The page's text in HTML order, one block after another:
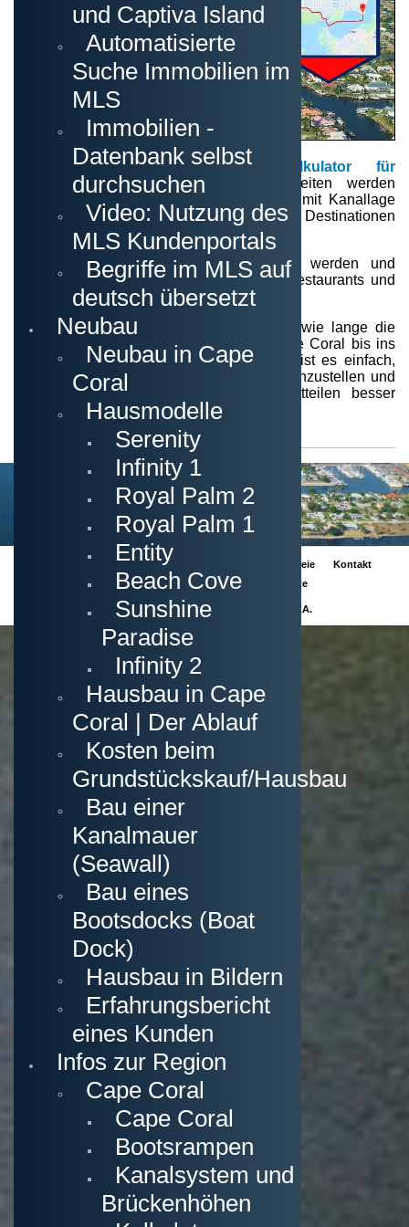
und Captiva Island
Automatisierte
Suche Immobilien im
MLS
Immobilien -
Datenbank selbst
durchsuchen
Video: Nutzung des
MLS Kundenportals
Begriffe im MLS auf
deutsch übersetzt
Neubau
Neubau in Cape
Coral
Hausmodelle
Serenity
Infinity 1
Royal Palm 2
Royal Palm 1
Entity
Beach Cove
Sunshine
Paradise
Infinity 2
Hausbau in Cape
Coral | Der Ablauf
Kosten beim
Grundstückskauf/Hausbau
Bau einer
Kanalmauer
(Seawall)
Bau eines
Bootsdocks (Boat
Dock)
Hausbau in Bildern
Erfahrungsbericht
eines Kunden
Infos zur Region
Cape Coral
Cape Coral
Bootsrampen
Kanalsystem und
Brückenhöhen
Unser neuer vollautomatischer
Kalkulator für
Bootsfahrzeiten. Distanzen und Fahrzeiten werden
berechnet, ausgehend von einer Adresse mit Kanallage
und Golfzugang in Cape Coral zu mehreren Destinationen
in Lee County.
Die Reiseziele können flexibel gewählt werden und
beinhalten ausser Inseln auch Strände, Restaurants und
Viele Interessenten stellen oft die Frage, wie lange die
Fahrtzeiten innerhalb der Kanäle von Cape Coral bis ins
offene Wasser betragen. Mit diesem Tool ist es einfach,
einen Vergleich verschiedene Immobilien anzustellen und
somit die Lagen in verschiedenen Stadtteilen besser
einordnen zu können.
Grundstücke | Neubau
Datenschutz
Löschung
Barrierefreie
Webseite
Kontakt
Copyright © 2008-2023Markus Hartwich, P.A.